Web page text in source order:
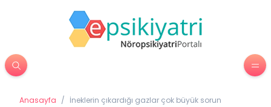
Anasayfa / İneklerin çıkardığı gazlar çok büyük sorun